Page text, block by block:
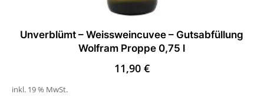
Unverblümt – Weissweincuvee – Gutsabfüllung
Wolfram Proppe 0,75 l
11,90 €
inkl. 19 % MwSt.